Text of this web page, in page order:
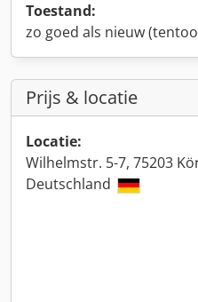
Toestand:
zo goed als nieuw
Prijs & locatie
Locatie:
Wilhelmstr. 5-7, 75203
Deutschland